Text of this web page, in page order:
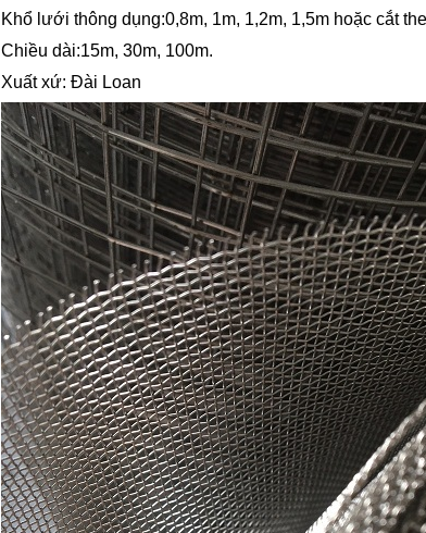
Khổ lưới thông dụng:0,8m, 1m, 1,2m, 1,5m hoặc cắt
Chiều dài:15m, 30m, 100m.
Xuất xứ: Đài Loan